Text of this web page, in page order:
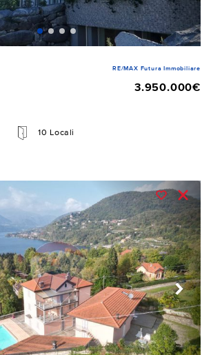
RE/MAX Futura Immobiliare
3.950.000€
10 Locali